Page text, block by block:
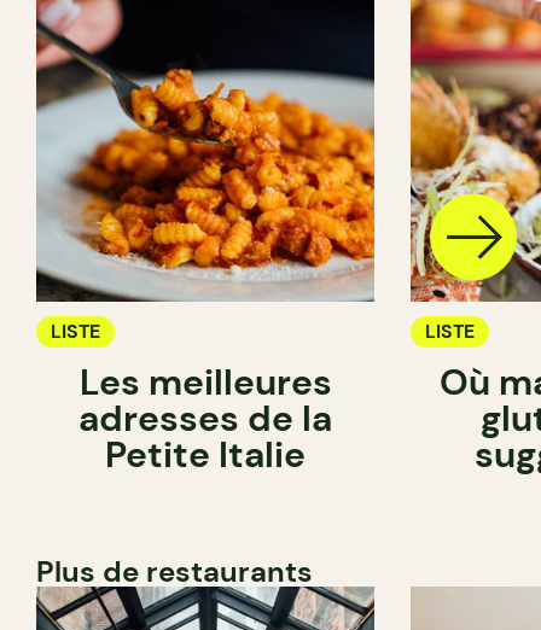
LISTE
Les meilleures
adresses de la
Petite Italie
LISTE
Où
Plus de restaurants